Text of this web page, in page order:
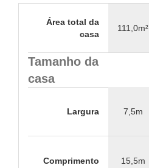
Área total da
casa
111,0m²
Tamanho da
casa
Largura 7,5m
Comprimento 15,5m